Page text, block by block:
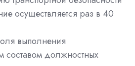
осуществляется раз в 40
выполнения
составом должностных